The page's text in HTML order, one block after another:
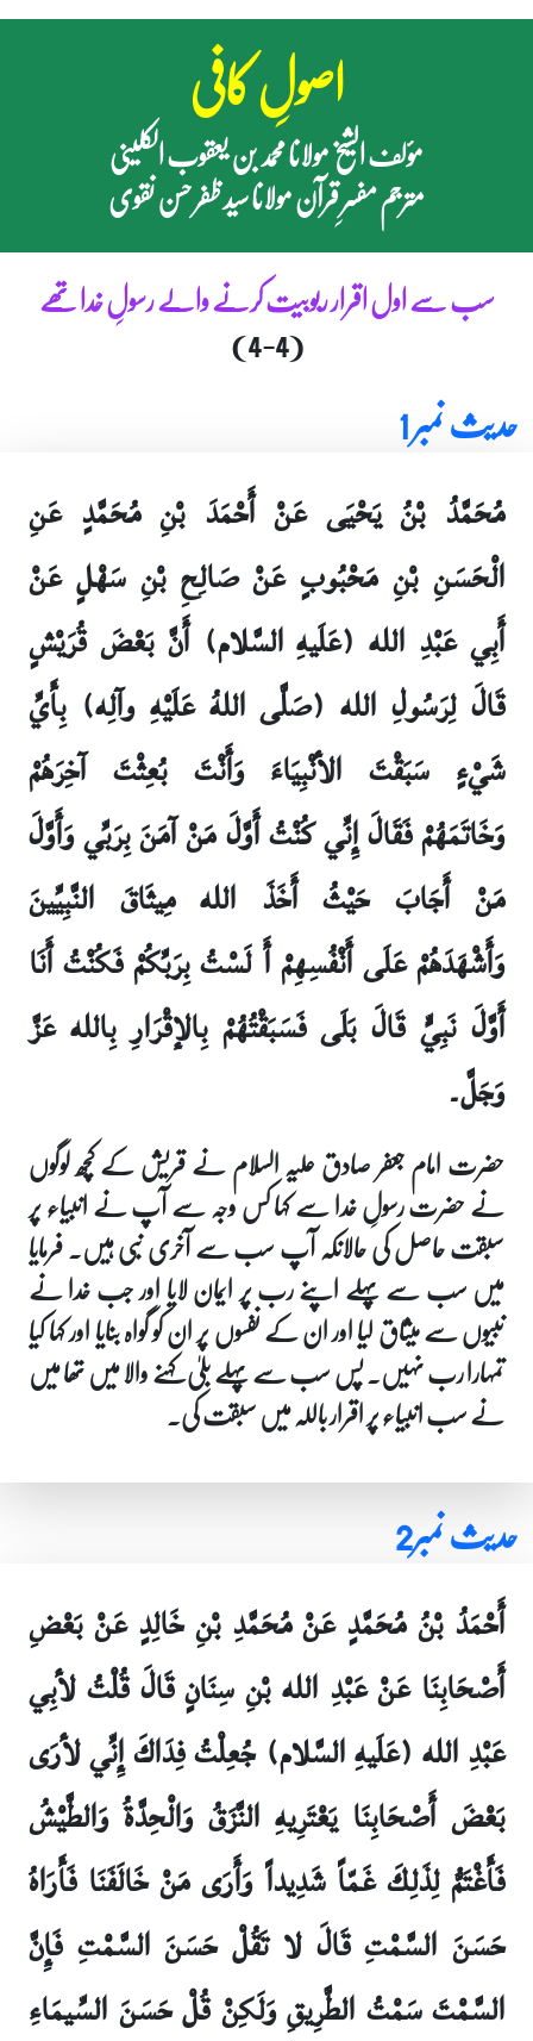
اصولِ کافی
مؤلف الشیخ مولانا محمد بن یعقوب الکلینی
مترجم مفسرِ قرآن مولانا سید ظفر حسن نقوی
سب سے اول اقرار ربوبیت کرنے والے رسولِ خدا تھے
(4-4)
حدیث نمبر 1
مُحَمَّدُ بْنُ يَحْيَى عَنْ أَحْمَدَ بْنِ مُحَمَّدٍ عَنِ
الْحَسَنِ بْنِ مَحْبُوبٍ عَنْ صَالِحِ بْنِ سَهْلٍ عَنْ
أَبِي عَبْدِ الله (عَلَيهِ السَّلام) أَنَّ بَعْضَ قُرَيْشٍ
قَالَ لِرَسُولِ الله (صَلَّى اللهُ عَلَيْهِ وآلِه) بِأَيِّ
شَيْ‏ءٍ سَبَقْتَ الأنْبِيَاءَ وَأَنْتَ بُعِثْتَ آخِرَهُمْ
وَخَاتَمَهُمْ فَقَالَ إِنِّي كُنْتُ أَوَّلَ مَنْ آمَنَ بِرَبِّي وَأَوَّلَ
مَنْ أَجَابَ حَيْثُ أَخَذَ الله مِيثَاقَ النَّبِيِّينَ
وَأَشْهَدَهُمْ عَلَى أَنْفُسِهِمْ أَ لَسْتُ بِرَبِّكُمْ فَكُنْتُ أَنَا
أَوَّلَ نَبِيٍّ قَالَ بَلَى فَسَبَقْتُهُمْ بِالإقْرَارِ بِالله عَزَّ
وَجَلَّ۔
حضرت امام جعفر صادق علیہ السلام نے قریش کے کچھ لوگوں
نے حضرت رسولِ خدا سے کہا کس وجہ سے آپ نے انبیاء پر
سبقت حاصل کی حالانکہ آپ سب سے آخری نبی ہیں۔ فرمایا
میں سب سے پہلے اپنے رب پر ایمان لایا اور جب خدا نے
نبیوں سے میثاق لیا اور ان کے نفسوں پر ان کو گواہ بنایا اور کہا کیا
تمہارا رب نہیں۔ پس سب سے پہلے بلیٰ کہنے والا میں تھا میں
نے سب انبیاء پر اقرار باللہ میں سبقت کی۔
حدیث نمبر2
أَحْمَدُ بْنُ مُحَمَّدٍ عَنْ مُحَمَّدِ بْنِ خَالِدٍ عَنْ بَعْضِ
أَصْحَابِنَا عَنْ عَبْدِ الله بْنِ سِنَانٍ قَالَ قُلْتُ لأبِي
عَبْدِ الله (عَلَيهِ السَّلام) جُعِلْتُ فِدَاكَ إِنِّي لأرَى
بَعْضَ أَصْحَابِنَا يَعْتَرِيهِ النَّزَقُ وَالْحِدَّةُ وَالطَّيْشُ
فَأَغْتَمُّ لِذَلِكَ غَمّاً شَدِيداً وَأَرَى مَنْ خَالَفَنَا فَأَرَاهُ
حَسَنَ السَّمْتِ قَالَ لا تَقُلْ حَسَنَ السَّمْتِ فَإِنَّ
السَّمْتَ سَمْتُ الطَّرِيقِ وَلَكِنْ قُلْ حَسَنَ السِّيمَاءِ